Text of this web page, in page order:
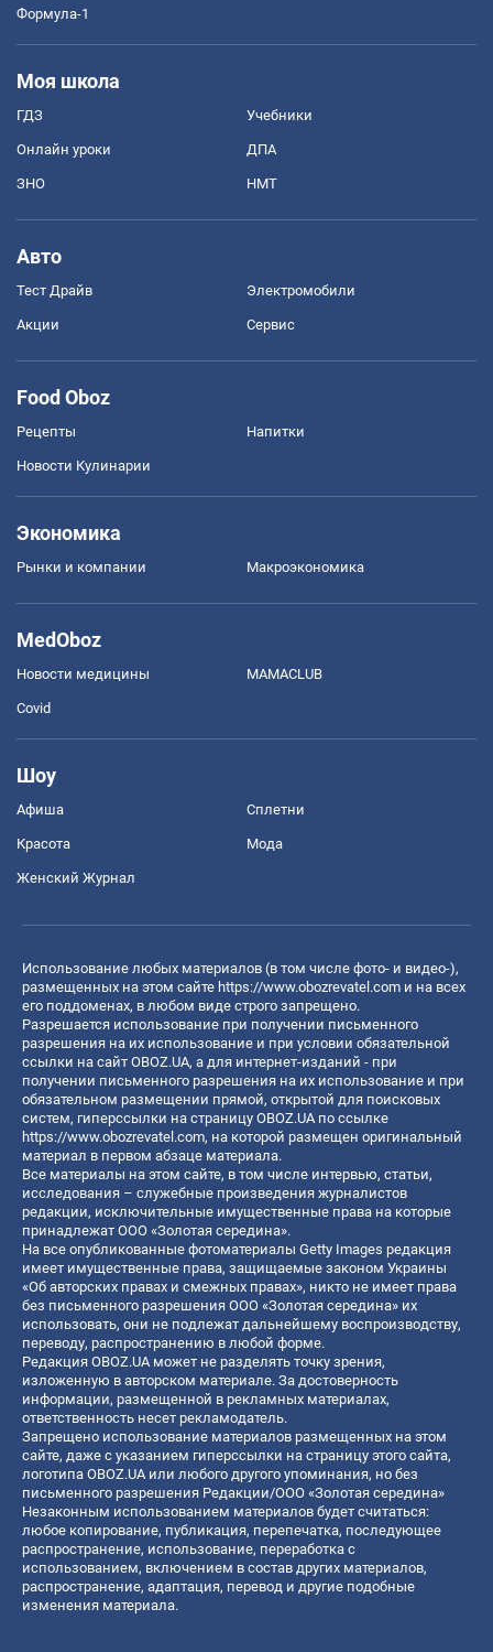
Формула-1
Моя школа
ГДЗ Учебники
Онлайн уроки ДПА
ЗНО НМТ
Авто
Тест Драйв Электромобили
Акции Сервис
Food Oboz
Рецепты Напитки
Новости Кулинарии
Экономика
Рынки и компании Mакроэкономика
MedOboz
Новости медицины MAMACLUB
Covid
Шоу
Афиша Сплетни
Красота Мода
Женский Журнал
Использование любых материалов (в том числе фото- и видео-),
размещенных на этом сайте https://www.obozrevatel.com и на всех
его поддоменах, в любом виде строго запрещено.
Разрешается использование при получении письменного
разрешения на их использование и при условии обязательной
ссылки на сайт OBOZ.UA, а для интернет-изданий - при
получении письменного разрешения на их использование и при
обязательном размещении прямой, открытой для поисковых
систем, гиперссылки на страницу OBOZ.UA по ссылке
https://www.obozrevatel.com, на которой размещен оригинальный
материал в первом абзаце материала.
Все материалы на этом сайте, в том числе интервью, статьи,
исследования – служебные произведения журналистов
редакции, исключительные имущественные права на которые
принадлежат ООО «Золотая середина».
На все опубликованные фотоматериалы Getty Images редакция
имеет имущественные права, защищаемые законом Украины
«Об авторских правах и смежных правах», никто не имеет права
без письменного разрешения ООО «Золотая середина» их
использовать, они не подлежат дальнейшему воспроизводству,
переводу, распространению в любой форме.
Редакция OBOZ.UA может не разделять точку зрения,
изложенную в авторском материале. За достоверность
информации, размещенной в рекламных материалах,
ответственность несет рекламодатель.
Запрещено использование материалов размещенных на этом
сайте, даже с указанием гиперссылки на страницу этого сайта,
логотипа OBOZ.UA или любого другого упоминания, но без
письменного разрешения Редакции/ООО «Золотая середина»
Незаконным использованием материалов будет считаться:
любое копирование, публикация, перепечатка, последующее
распространение, использование, переработка с
использованием, включением в состав других материалов,
распространение, адаптация, перевод и другие подобные
изменения материала.